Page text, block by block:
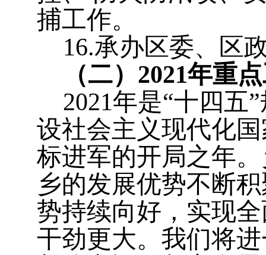
捕工作。
16.承办区委、区
（二） 2021年重
2021年是“十四五
设社会主义现代化
标进军的开局之年
乡的发展优势不断
势持续向好，实现
干劲更大。我们将